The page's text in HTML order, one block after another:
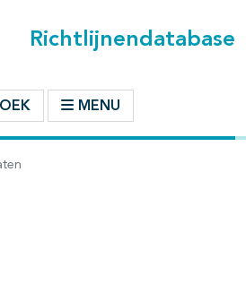
Richtlijnendatabase
MENU